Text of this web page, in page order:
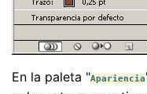
En la paleta "Apariencia